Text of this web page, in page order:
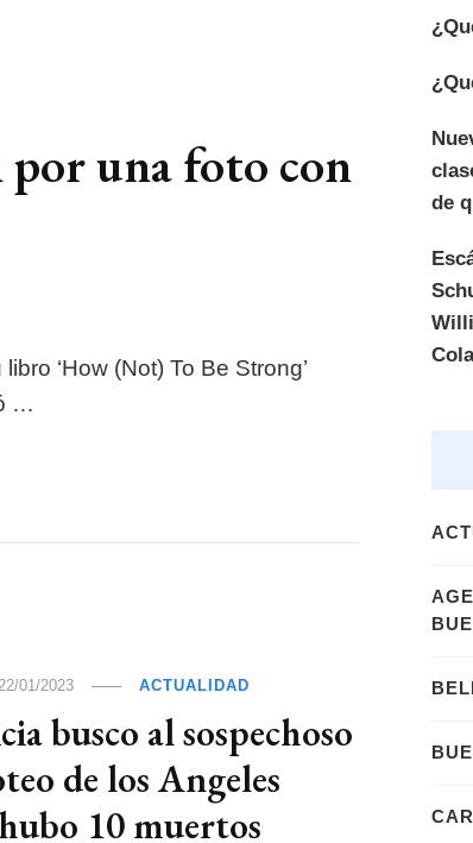
por una foto con
‘How (Not) To Be Strong’
…
01/2023 ACTUALIDAD
busco al sospechoso
de los Angeles
10 muertos
de